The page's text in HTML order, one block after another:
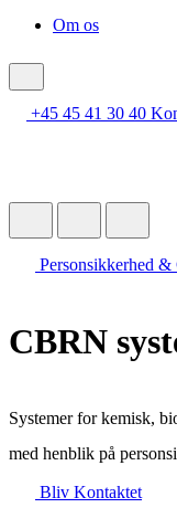
Om os
+45 45 41 30 40
Personsikkerhed
CBRN
Systemer for kemisk,
med henblik på
Bliv Kontaktet